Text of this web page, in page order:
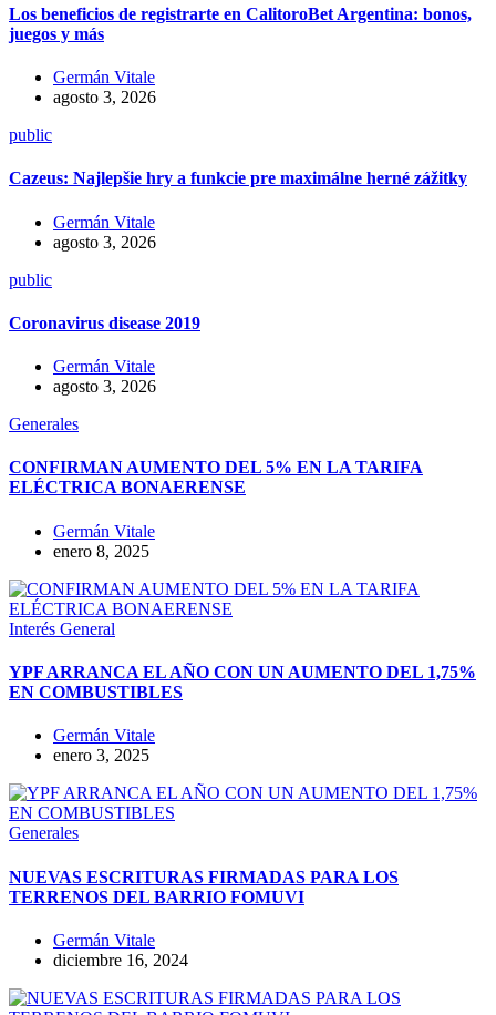
Los beneficios de registrarte en CalitoroBet Argentina: bonos,
juegos y más
Germán Vitale
agosto 3, 2026
public
Cazeus: Najlepšie hry a funkcie pre maximálne herné zážitky
Germán Vitale
agosto 3, 2026
public
Coronavirus disease 2019
Germán Vitale
agosto 3, 2026
Generales
CONFIRMAN AUMENTO DEL 5% EN LA TARIFA
ELÉCTRICA BONAERENSE
Germán Vitale
enero 8, 2025
Interés General
YPF ARRANCA EL AÑO CON UN AUMENTO DEL 1,75%
EN COMBUSTIBLES
Germán Vitale
enero 3, 2025
Generales
NUEVAS ESCRITURAS FIRMADAS PARA LOS
TERRENOS DEL BARRIO FOMUVI
Germán Vitale
diciembre 16, 2024